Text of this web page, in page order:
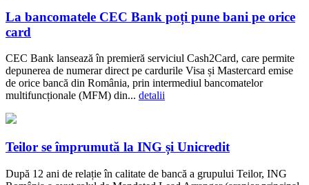
La bancomatele CEC Bank poți pune bani pe orice
card
CEC Bank lansează în premieră serviciul Cash2Card, care permite
depunerea de numerar direct pe cardurile Visa și Mastercard emise
de orice bancă din România, prin intermediul bancomatelor
multifuncționale (MFM) din... detalii
Teilor se împrumută la ING și Unicredit
După 12 ani de relație în calitate de bancă a grupului Teilor, ING